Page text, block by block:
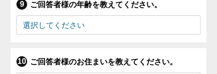
ご回答者様の年齢を教えてください。
ご回答者様のお住まいを教えてください。